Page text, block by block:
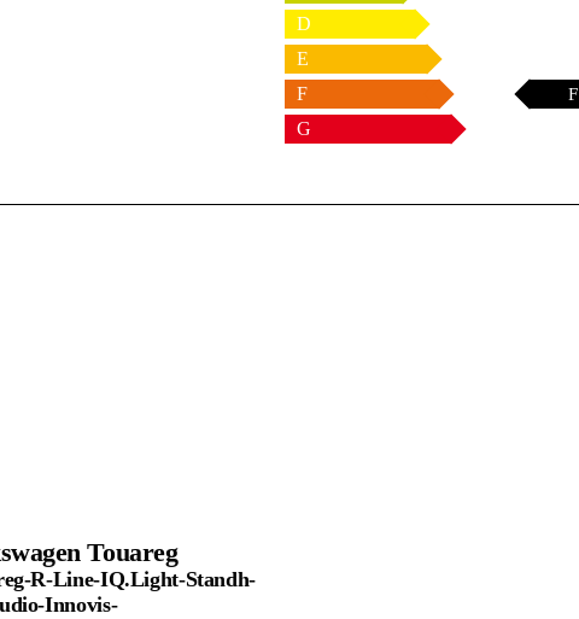
D
E
F
F
G
Touareg
R-Line-IQ.Light-Standh-
Innovis-